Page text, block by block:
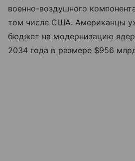
военно-воздушного
том числе США. Американцы
бюджет на модернизацию
2034 года в размере $956